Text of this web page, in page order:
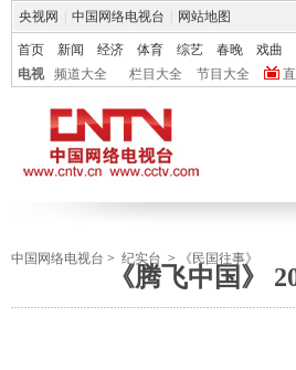
央视网 中国网络电视台 网站地图
首页 新闻 经济 体育 综艺 春晚 戏曲
电视
频道大全 栏目大全 节目大全
中国网络电视台 > 纪实台 > 《民国往事》
《腾飞中国》